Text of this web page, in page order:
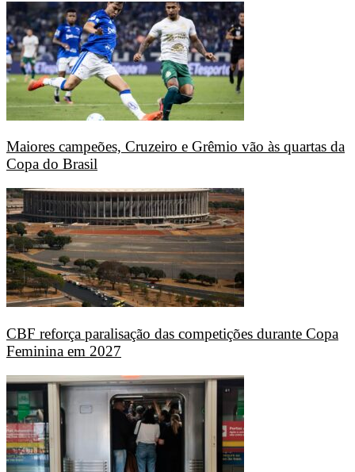
Maiores campeões, Cruzeiro e Grêmio vão às quartas da
Copa do Brasil
CBF reforça paralisação das competições durante Copa
Feminina em 2027